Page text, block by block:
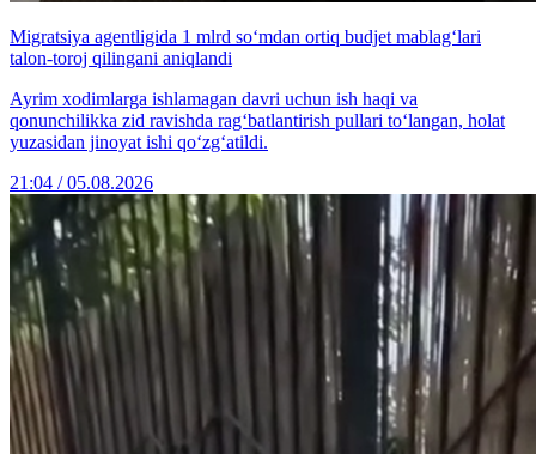
Migratsiya agentligida 1 mlrd so‘mdan ortiq budjet mablag‘lari
talon-toroj qilingani aniqlandi
Ayrim xodimlarga ishlamagan davri uchun ish haqi va
qonunchilikka zid ravishda rag‘batlantirish pullari to‘langan, holat
yuzasidan jinoyat ishi qo‘zg‘atildi.
21:04 / 05.08.2026